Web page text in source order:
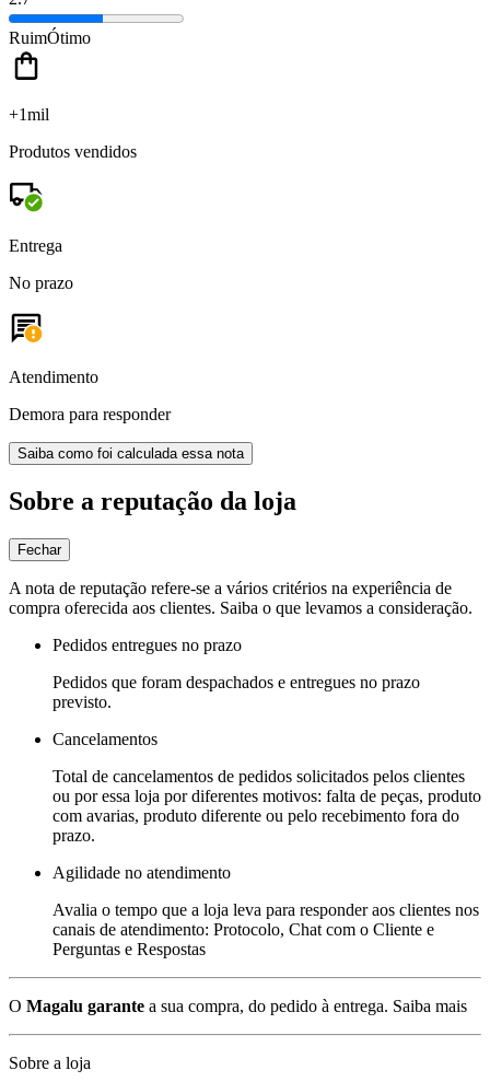
RuimÓtimo
+1mil
Produtos vendidos
Entrega
No prazo
Atendimento
Demora para responder
Saiba como foi calculada essa nota
Sobre a reputação da loja
Fechar
A nota de reputação refere-se a vários critérios na experiência de
compra oferecida aos clientes. Saiba o que levamos a consideração.
Pedidos entregues no prazo
Pedidos que foram despachados e entregues no prazo
previsto.
Cancelamentos
Total de cancelamentos de pedidos solicitados pelos clientes
ou por essa loja por diferentes motivos: falta de peças, produto
com avarias, produto diferente ou pelo recebimento fora do
prazo.
Agilidade no atendimento
Avalia o tempo que a loja leva para responder aos clientes nos
canais de atendimento: Protocolo, Chat com o Cliente e
Perguntas e Respostas
O Magalu garante a sua compra, do pedido à entrega. Saiba mais
Sobre a loja